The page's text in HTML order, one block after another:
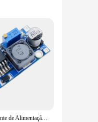
power,
rest assured
Módulo de Fonte de Alimentação Step-down 3A Módulo Step-down Ajustável LM2596S Regulador De Tensão 24V 12V 5V 3V Para arduino